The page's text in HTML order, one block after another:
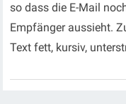
so dass die E-Mail
Empfänger aussieht.
Text fett, kursiv,